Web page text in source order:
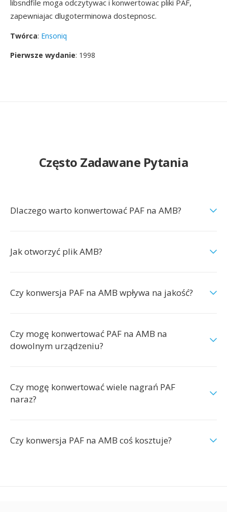
libsndfile moga odczytywac i konwertowac pliki PAF,
zapewniajac dlugoterminowa dostepnosc.
Twórca: Ensoniq
Pierwsze wydanie: 1998
Często Zadawane Pytania
Dlaczego warto konwertować PAF na AMB?
Jak otworzyć plik AMB?
Czy konwersja PAF na AMB wpływa na jakość?
Czy mogę konwertować PAF na AMB na
dowolnym urządzeniu?
Czy mogę konwertować wiele nagrań PAF
naraz?
Czy konwersja PAF na AMB coś kosztuje?